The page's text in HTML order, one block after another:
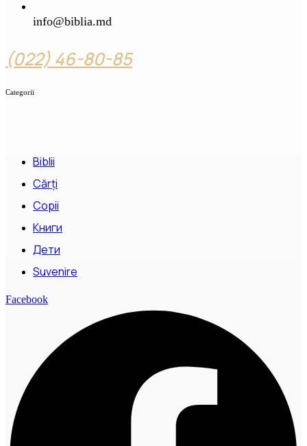
info@biblia.md
(022) 46-80-85
Categorii
Biblii
Cărți
Copii
Книги
Дети
Suvenire
Facebook